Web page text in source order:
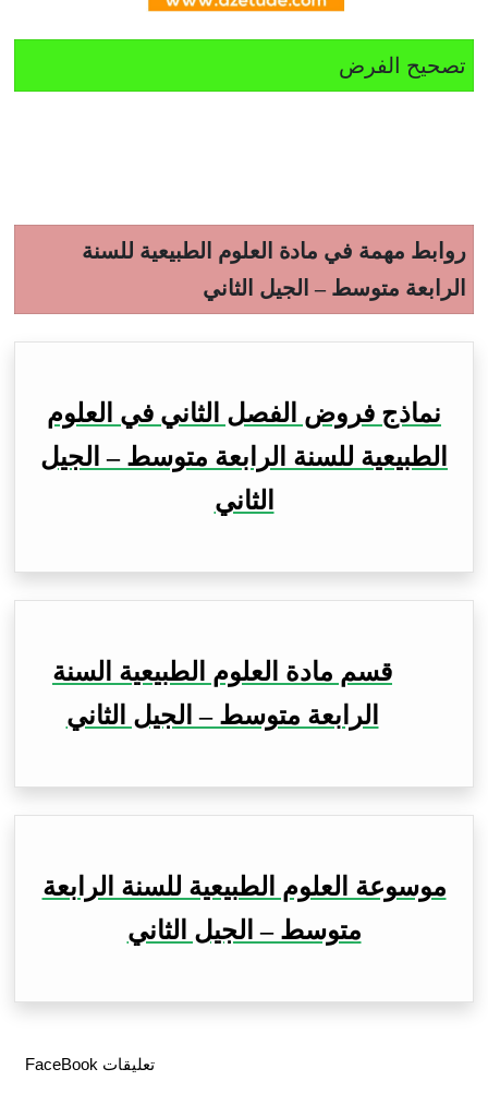
تصحيح الفرض
روابط مهمة في مادة العلوم الطبيعية للسنة
الرابعة متوسط – الجيل الثاني
نماذج فروض الفصل الثاني في العلوم
الطبيعية للسنة الرابعة متوسط – الجيل
الثاني
قسم مادة العلوم الطبيعية السنة
الرابعة متوسط – الجيل الثاني
موسوعة العلوم الطبيعية للسنة الرابعة
متوسط – الجيل الثاني
تعليقات FaceBook